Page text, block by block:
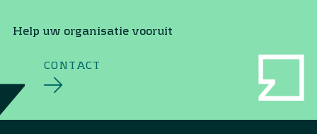
Help uw organisatie vooruit
CONTACT